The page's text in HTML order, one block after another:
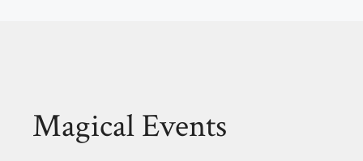
Magical Events